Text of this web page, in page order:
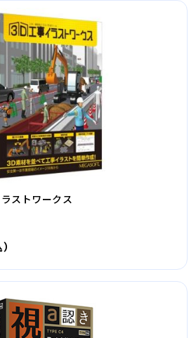
ストワークス